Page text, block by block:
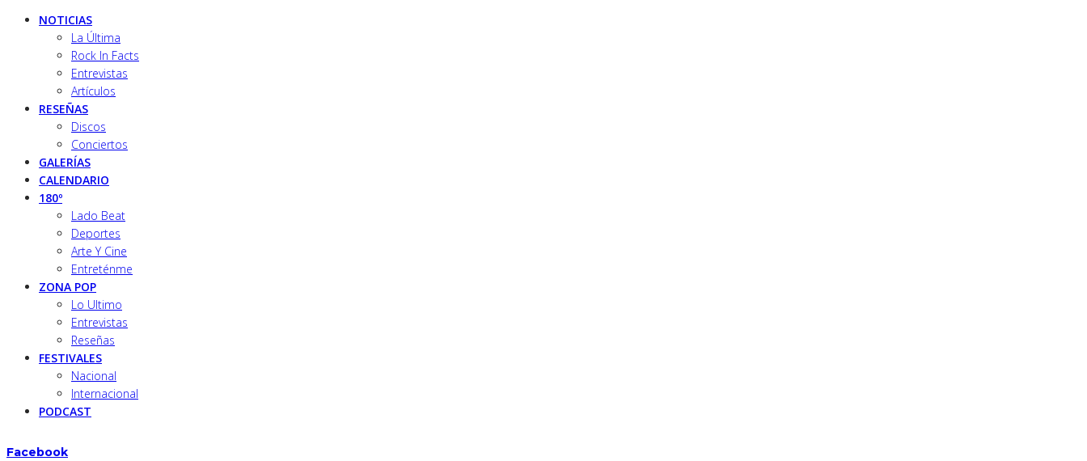
NOTICIAS
La Última
Rock In Facts
Entrevistas
Artículos
RESEÑAS
Discos
Conciertos
GALERÍAS
CALENDARIO
180º
Lado Beat
Deportes
Arte Y Cine
Entreténme
ZONA POP
Lo Ultimo
Entrevistas
Reseñas
FESTIVALES
Nacional
Internacional
PODCAST
Facebook